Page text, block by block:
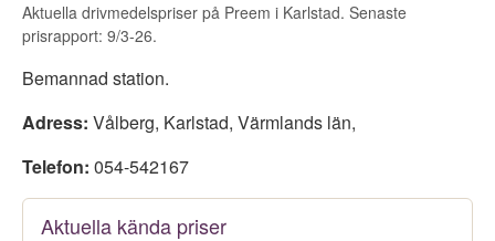
Aktuella drivmedelspriser på Preem i Karlstad. Senaste
prisrapport: 9/3-26.
Bemannad station.
Adress: Vålberg, Karlstad, Värmlands län,
Telefon: 054-542167
Aktuella kända priser